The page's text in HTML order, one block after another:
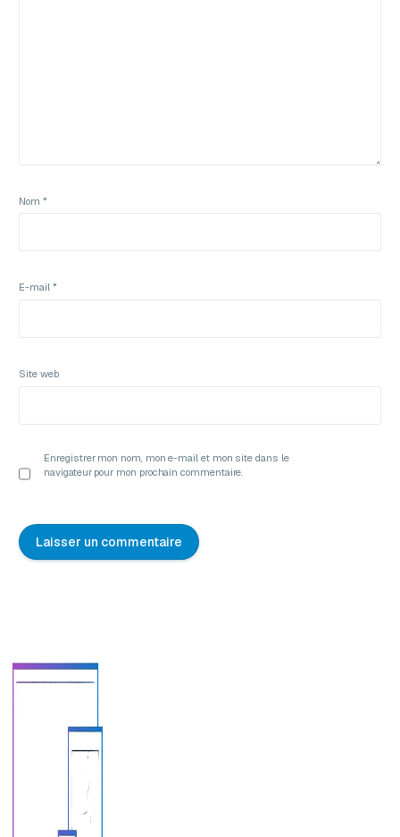
Nom *
E-mail *
Site web
Enregistrer mon nom, mon e-mail et mon site dans le
navigateur pour mon prochain commentaire.